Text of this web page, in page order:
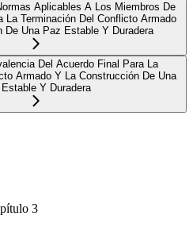
Aplicables A Los Miembros De
La Terminación Del Conflicto Armado
De Una Paz Estable Y Duradera
Del Acuerdo Final Para La
Armado Y La Construcción De Una
Estable Y Duradera
3